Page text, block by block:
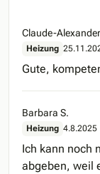
Claude-
Heizung
Gute,
Barbara S.
Heizung 4.8.2025
Ich kann noch
abgeben, weil